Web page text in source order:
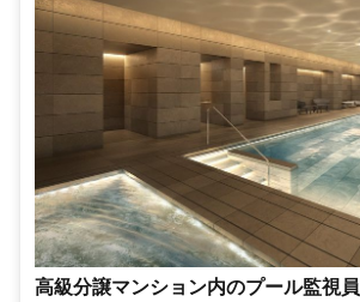
高級分譲マンション内のプール監視員